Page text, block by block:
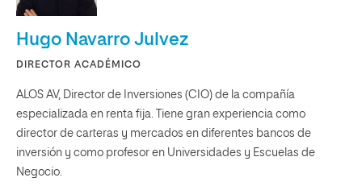
Hugo Navarro Julvez
DIRECTOR ACADÉMICO
ALOS AV, Director de Inversiones (CIO) de la compañía
especializada en renta fija. Tiene gran experiencia como
director de carteras y mercados en diferentes bancos de
inversión y como profesor en Universidades y Escuelas de
Negocio.